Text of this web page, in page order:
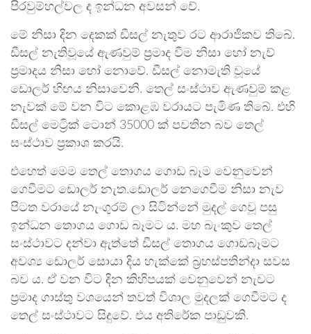
පිරවුම්හල්වල ද ඉන්ධන අවසන් වේ.
මේ නිසා දින දෙකක් ඩීසල් නැතුව රට ආරාජිකව තිබේ.
ඩීසල් නැතිවූයේ ඇණවුම් ප්‍රමාද වීම නිසා හෝ නැව්
ප්‍රමාදය නිසා හෝ නොවේ. ඩීසල් නොමැති වූයේ
ඩොලර් හිඟය නිසාවෙනි. තෙල් සංස්ථාව ඇණවුම් කළ
නැවක් මේ වන විට කොළඹ වරායට පැමිණ තිබේ. එහි
ඩීසල් මෙට්‍රික් ටොන් 35000 ක් පවතින බව තෙල්
සංස්ථාව ප්‍රකාශ කරයි.
එහෙත් මෙම තෙල් තොගය ගොඩ බෑම වෙනුවෙන්
ගෙවීමට ඩොලර් නැත.ඩොලර් නෙගෙවීම නිසා නැව
පිටත වරායේ නැංගුරම් ලා සිටින්නේ මුදල් ගෙවූ පසු
ඉන්ධන තොගය ගොඩ බෑමට ය. මහ බැංකුව තෙල්
සංස්ථාවට දන්වා ඇත්තේ ඩීසල් තොගය ගොඩබෑමට
අවශ්‍ය ඩොලර් සොයා දිය හැක්කේ බ්‍රහස්පතින්දා සවස
බව ය. ඒ වන විට දින කිහිපයක් වෙනුවෙන් නැවට
ප්‍රමාද ගාස්තු වශයෙන් තවත් විශාල මුදලක් ගෙවීමට ද
තෙල් සංස්ථාවට සිදුවේ. එය අතිරේක පාඩුවකි.